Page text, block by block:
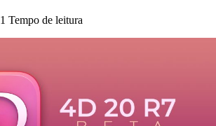
1 Tempo de leitura